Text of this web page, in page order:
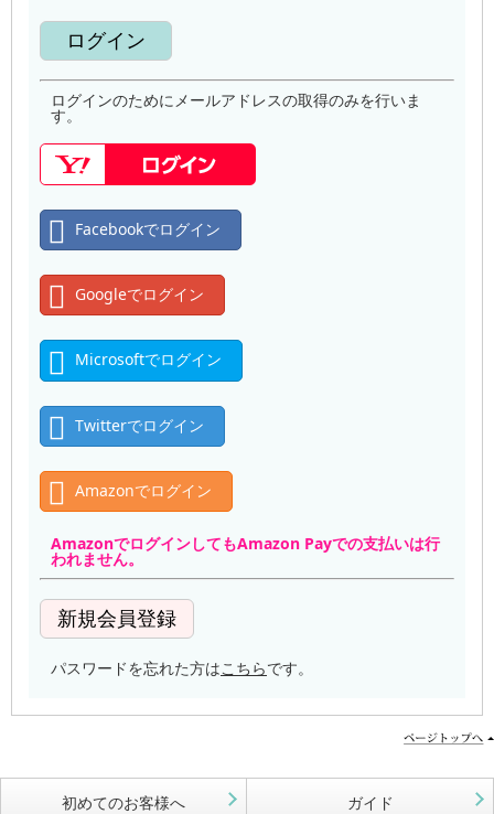
ログインのためにメールアドレスの取得のみを行いま
す。
Facebookでログイン
Googleでログイン
Microsoftでログイン
Twitterでログイン
Amazonでログイン
AmazonでログインしてもAmazon Payでの支払いは行
われません。
パスワードを忘れた方はこちらです。
初めてのお客様へ ガイド